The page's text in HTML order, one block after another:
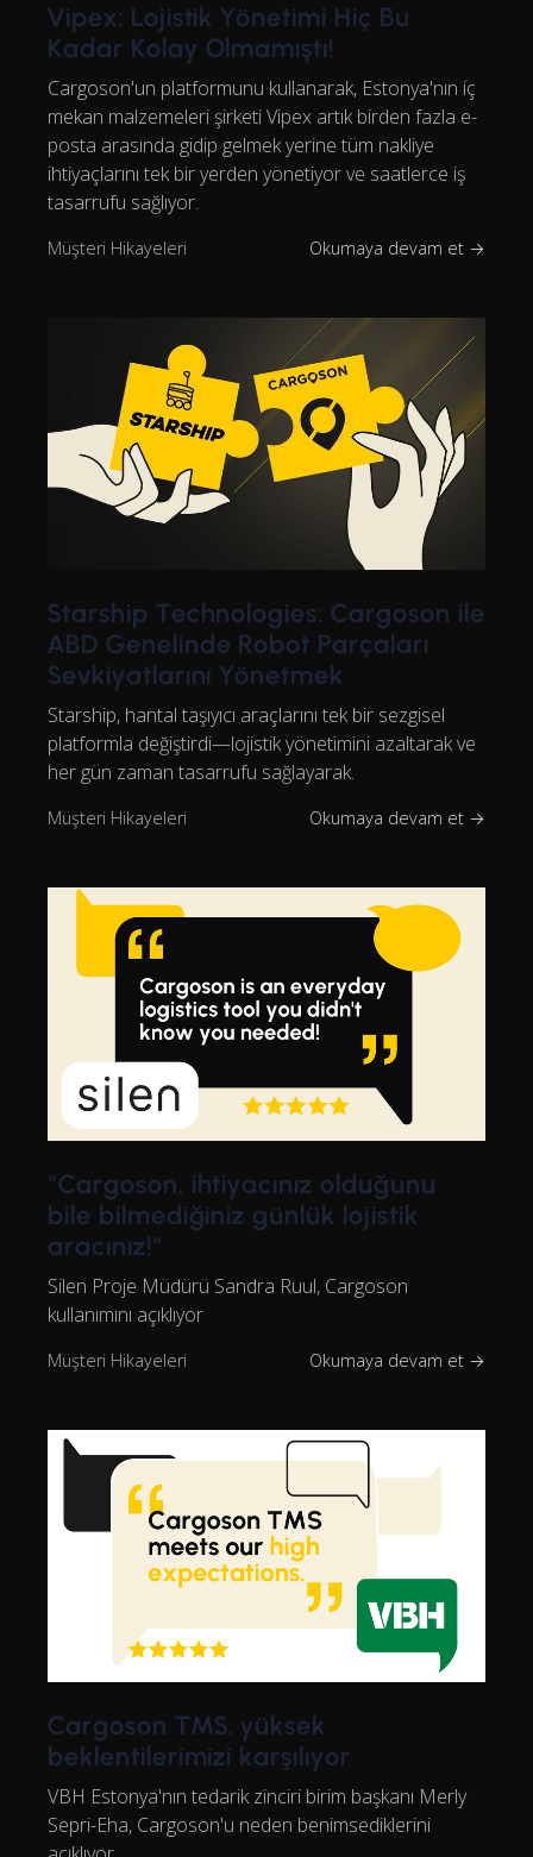
Vipex: Lojistik Yönetimi Hiç Bu
Kadar Kolay Olmamıştı!
Cargoson'un platformunu kullanarak, Estonya'nın iç
mekan malzemeleri şirketi Vipex artık birden fazla e-
posta arasında gidip gelmek yerine tüm nakliye
ihtiyaçlarını tek bir yerden yönetiyor ve saatlerce iş
tasarrufu sağlıyor.
Müşteri Hikayeleri Okumaya devam et →
Starship Technologies: Cargoson ile
ABD Genelinde Robot Parçaları
Sevkiyatlarını Yönetmek
Starship, hantal taşıyıcı araçlarını tek bir sezgisel
platformla değiştirdi—lojistik yönetimini azaltarak ve
her gün zaman tasarrufu sağlayarak.
Müşteri Hikayeleri Okumaya devam et →
"Cargoson, ihtiyacınız olduğunu
bile bilmediğiniz günlük lojistik
aracınız!"
Silen Proje Müdürü Sandra Ruul, Cargoson
kullanımını açıklıyor
Müşteri Hikayeleri Okumaya devam et →
Cargoson TMS, yüksek
beklentilerimizi karşılıyor
VBH Estonya'nın tedarik zinciri birim başkanı Merly
Sepri-Eha, Cargoson'u neden benimsediklerini